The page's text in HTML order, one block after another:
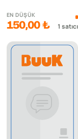
EN DÜŞÜK
150,00 ₺ 1 satıcı